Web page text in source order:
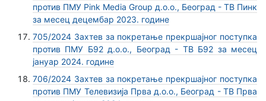
против ПМУ Pink Media Group д.о.о., Београд - ТВ Пинк
за месец децембар 2023. године
705/2024 Захтев за покретање прекршајног поступка
против ПМУ Б92 д.о.о., Београд - ТВ Б92 за месец
јануар 2024. године
706/2024 Захтев за покретање прекршајног поступка
против ПМУ Телевизија Прва д.о.о., Београд - ТВ Прва